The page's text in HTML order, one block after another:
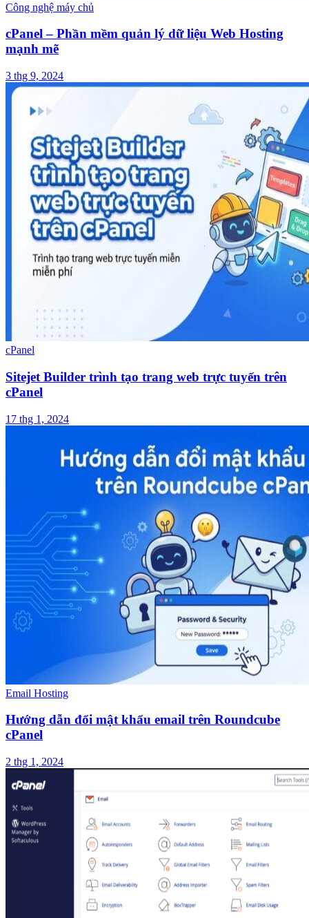
Công nghệ máy chủ
cPanel – Phần mềm quản lý dữ liệu Web Hosting
mạnh mẽ
3 thg 9, 2024
cPanel
Sitejet Builder trình tạo trang web trực tuyến trên
cPanel
17 thg 1, 2024
Email Hosting
Hướng dẫn đổi mật khẩu email trên Roundcube
cPanel
2 thg 1, 2024